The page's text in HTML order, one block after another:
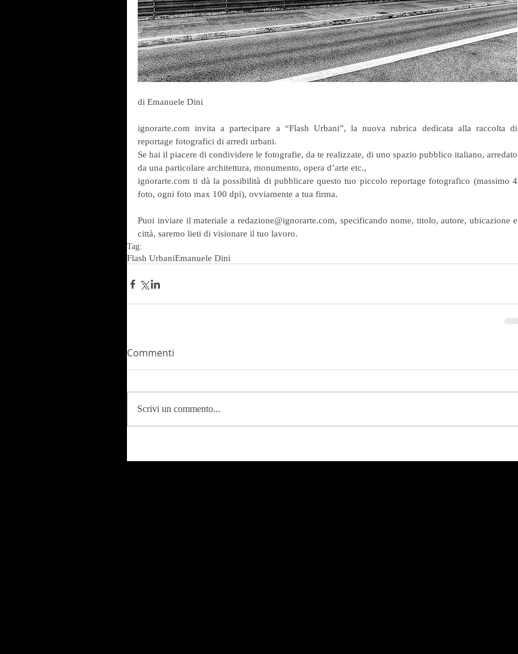
di Emanuele Dini
ignorarte.com invita a partecipare a “Flash Urbani”, la nuova rubrica dedicata alla raccolta di
reportage fotografici di arredi urbani.
Se hai il piacere di condividere le fotografie, da te realizzate, di uno spazio pubblico italiano, arredato
da una particolare architettura, monumento, opera d’arte etc.,
ignorarte.com ti dà la possibilità di pubblicare questo tuo piccolo reportage fotografico (massimo 4
foto, ogni foto max 100 dpi), ovviamente a tua firma.
Puoi inviare il materiale a redazione@ignorarte.com, specificando nome, titolo, autore, ubicazione e
città, saremo lieti di visionare il tuo lavoro.
Tag:
Flash UrbaniEmanuele Dini
Commenti
Scrivi un commento...